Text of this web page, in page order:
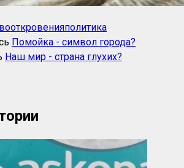
откровенияполитика
Помойка - символ города?
Наш мир - страна глухих?